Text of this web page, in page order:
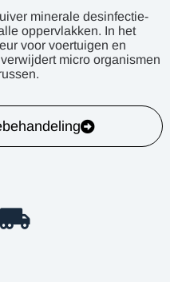
minerale desinfectie-
oppervlakken. In het
voor voertuigen en
micro organismen